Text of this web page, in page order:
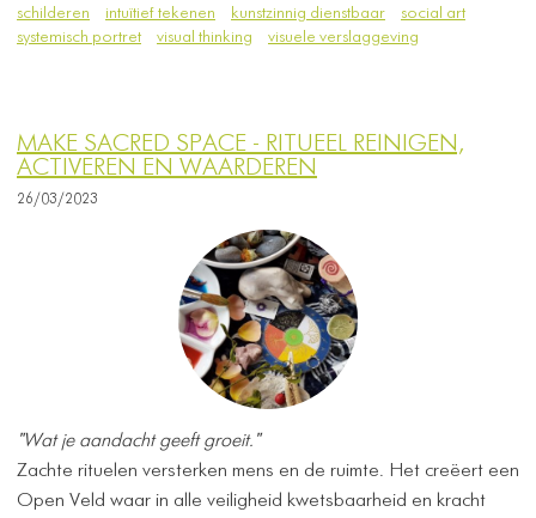
schilderen
intuïtief tekenen kunstzinnig dienstbaar
social art
systemisch portret
visual thinking visuele verslaggeving
MAKE SACRED SPACE - RITUEEL REINIGEN,
ACTIVEREN EN WAARDEREN
26/03/2023
"Wat je aandacht geeft groeit."
Zachte rituelen versterken mens en de ruimte. Het creëert een
Open Veld waar in alle veiligheid kwetsbaarheid en kracht